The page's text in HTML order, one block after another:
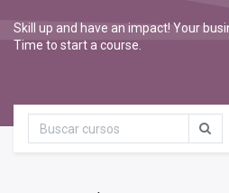
Skill up and have an impact! Your
Time to start a course.